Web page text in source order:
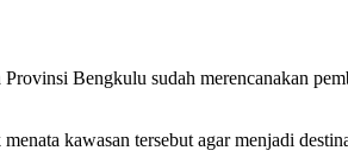
Bengkulu sudah merencanakan
kawasan tersebut agar menjadi